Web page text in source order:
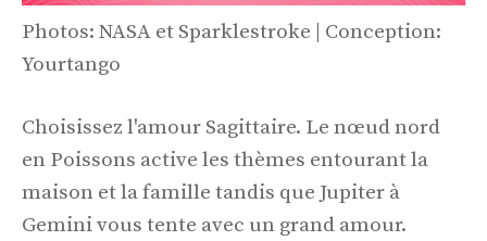
Photos: NASA et Sparklestroke | Conception:
Yourtango
Choisissez l'amour Sagittaire. Le nœud nord
en Poissons active les thèmes entourant la
maison et la famille tandis que Jupiter à
Gemini vous tente avec un grand amour.